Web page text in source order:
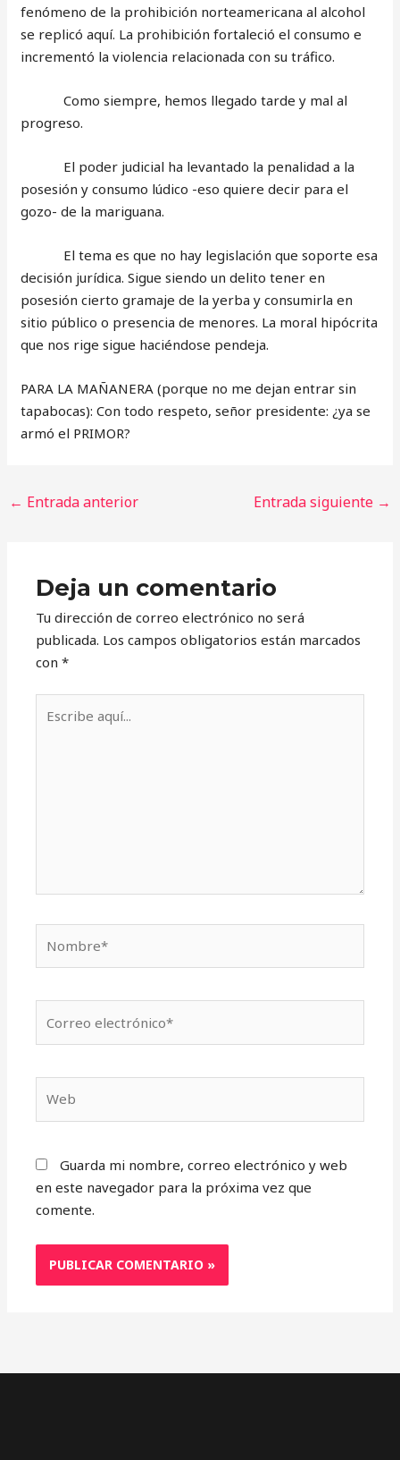
fenómeno de la prohibición norteamericana al alcohol
se replicó aquí. La prohibición fortaleció el consumo e
incrementó la violencia relacionada con su tráfico.
Como siempre, hemos llegado tarde y mal al
progreso.
El poder judicial ha levantado la penalidad a la
posesión y consumo lúdico -eso quiere decir para el
gozo- de la mariguana.
El tema es que no hay legislación que soporte esa
decisión jurídica. Sigue siendo un delito tener en
posesión cierto gramaje de la yerba y consumirla en
sitio público o presencia de menores. La moral hipócrita
que nos rige sigue haciéndose pendeja.
PARA LA MAÑANERA (porque no me dejan entrar sin
tapabocas): Con todo respeto, señor presidente: ¿ya se
armó el PRIMOR?
← Entrada anterior Entrada siguiente →
Deja un comentario
Tu dirección de correo electrónico no será
publicada. Los campos obligatorios están marcados
con*
aquí...
electrónico*
Guarda mi nombre, correo electrónico y web
en este navegador para la próxima vez que
comente.